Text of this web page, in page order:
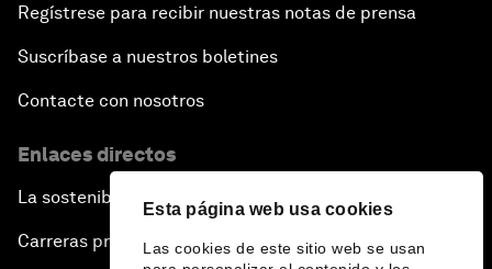
Esta página web usa cookies
Las cookies de este sitio web se usan
Regístrese para recibir nuestras notas de prensa
Suscríbase a nuestros boletines
Contacte con nosotros
Enlaces directos
La sostenibilidad en el Foro
Carreras profesionales